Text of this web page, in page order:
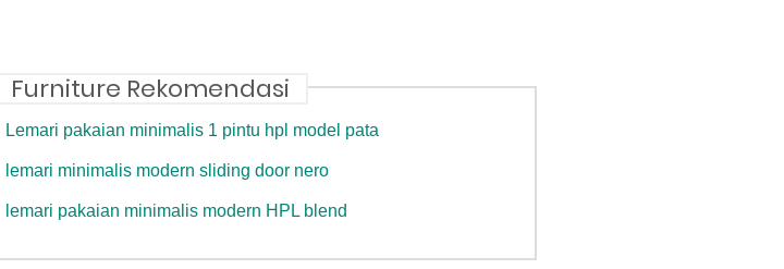
Furniture Rekomendasi
Lemari pakaian minimalis 1 pintu hpl model pata
lemari minimalis modern sliding door nero
lemari pakaian minimalis modern HPL blend